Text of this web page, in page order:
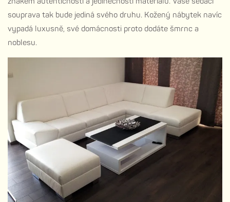
souprava tak bude jediná svého druhu. Kožený nábytek navíc
vypadá luxusně, své domácnosti proto dodáte šmrnc a
noblesu.